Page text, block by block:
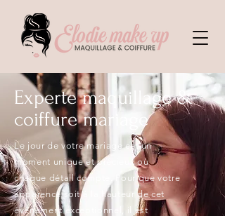
Experte maquillage &
coiffure mariage
Le jour de votre mariage est un
moment unique et précieux où
chaque détail compte. Pour que votre
apparence soit à la hauteur de cet
événement exceptionnel, il est